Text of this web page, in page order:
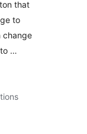
that
to
change
to …